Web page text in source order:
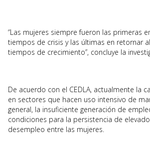
“Las mujeres siempre fueron las primeras
tiempos de crisis y las últimas en retornar
tiempos de crecimiento”, concluye la
De acuerdo con el CEDLA, actualmente la
en sectores que hacen uso intensivo de
general, la insuficiente generación de
condiciones para la persistencia de
desempleo entre las mujeres.